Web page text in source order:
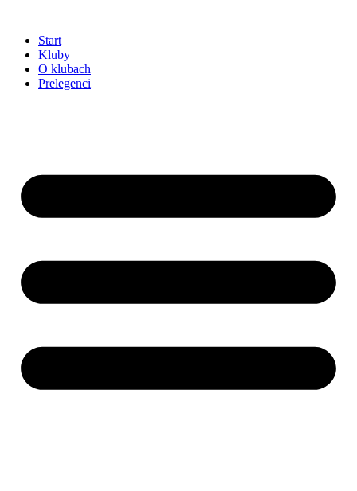
treści
Start
Kluby
O klubach
Prelegenci